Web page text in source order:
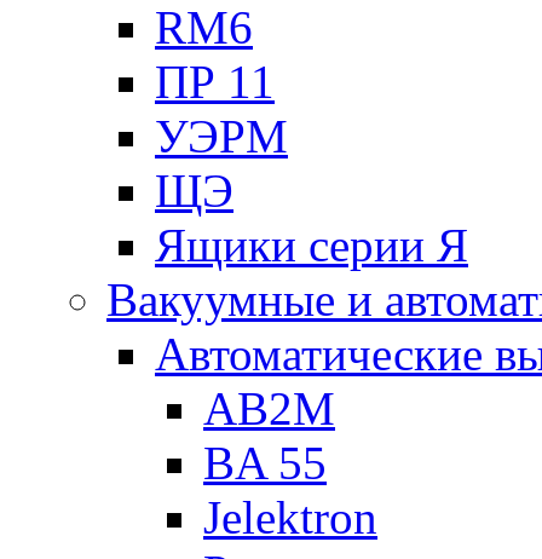
RM6
ПР 11
УЭРМ
ЩЭ
Ящики серии Я
Вакуумные и
Автоматические
AB2M
BA 55
Jelektron